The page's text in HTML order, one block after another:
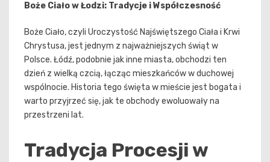
Boże Ciało w Łodzi: Tradycje i Współczesność
Boże Ciało, czyli Uroczystość Najświętszego Ciała i Krwi
Chrystusa, jest jednym z najważniejszych świąt w
Polsce. Łódź, podobnie jak inne miasta, obchodzi ten
dzień z wielką czcią, łącząc mieszkańców w duchowej
wspólnocie. Historia tego święta w mieście jest bogata i
warto przyjrzeć się, jak te obchody ewoluowały na
przestrzeni lat.
Tradycja Procesji w